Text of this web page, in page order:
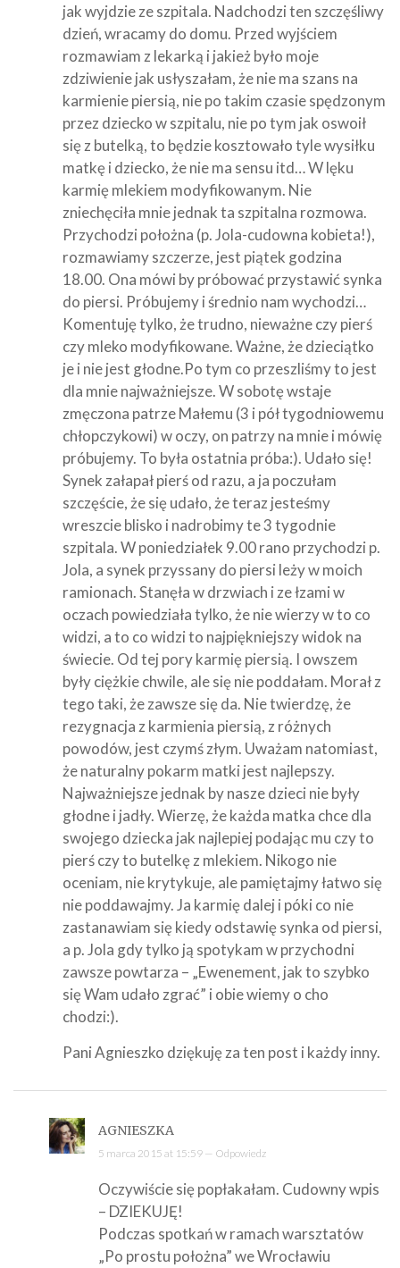
jak wyjdzie ze szpitala. Nadchodzi ten szczęśliwy
dzień, wracamy do domu. Przed wyjściem
rozmawiam z lekarką i jakież było moje
zdziwienie jak usłyszałam, że nie ma szans na
karmienie piersią, nie po takim czasie spędzonym
przez dziecko w szpitalu, nie po tym jak oswoił
się z butelką, to będzie kosztowało tyle wysiłku
matkę i dziecko, że nie ma sensu itd… W lęku
karmię mlekiem modyfikowanym. Nie
zniechęciła mnie jednak ta szpitalna rozmowa.
Przychodzi położna (p. Jola-cudowna kobieta!),
rozmawiamy szczerze, jest piątek godzina
18.00. Ona mówi by próbować przystawić synka
do piersi. Próbujemy i średnio nam wychodzi…
Komentuję tylko, że trudno, nieważne czy pierś
czy mleko modyfikowane. Ważne, że dzieciątko
je i nie jest głodne.Po tym co przeszliśmy to jest
dla mnie najważniejsze. W sobotę wstaje
zmęczona patrze Małemu (3 i pół tygodniowemu
chłopczykowi) w oczy, on patrzy na mnie i mówię
próbujemy. To była ostatnia próba:). Udało się!
Synek załapał pierś od razu, a ja poczułam
szczęście, że się udało, że teraz jesteśmy
wreszcie blisko i nadrobimy te 3 tygodnie
szpitala. W poniedziałek 9.00 rano przychodzi p.
Jola, a synek przyssany do piersi leży w moich
ramionach. Stanęła w drzwiach i ze łzami w
oczach powiedziała tylko, że nie wierzy w to co
widzi, a to co widzi to najpiękniejszy widok na
świecie. Od tej pory karmię piersią. I owszem
były ciężkie chwile, ale się nie poddałam. Morał z
tego taki, że zawsze się da. Nie twierdzę, że
rezygnacja z karmienia piersią, z różnych
powodów, jest czymś złym. Uważam natomiast,
że naturalny pokarm matki jest najlepszy.
Najważniejsze jednak by nasze dzieci nie były
głodne i jadły. Wierzę, że każda matka chce dla
swojego dziecka jak najlepiej podając mu czy to
pierś czy to butelkę z mlekiem. Nikogo nie
oceniam, nie krytykuje, ale pamiętajmy łatwo się
nie poddawajmy. Ja karmię dalej i póki co nie
zastanawiam się kiedy odstawię synka od piersi,
a p. Jola gdy tylko ją spotykam w przychodni
zawsze powtarza – „Ewenement, jak to szybko
się Wam udało zgrać” i obie wiemy o cho
chodzi:).
Pani Agnieszko dziękuję za ten post i każdy inny.
AGNIESZKA
5 marca 2015 at 15:59 — Odpowiedz
Oczywiście się popłakałam. Cudowny wpis
– DZIEKUJĘ!
Podczas spotkań w ramach warsztatów
„Po prostu położna” we Wrocławiu